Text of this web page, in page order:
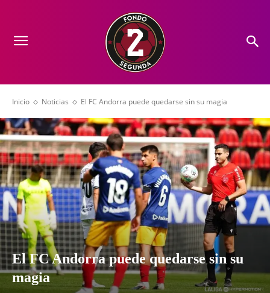
Inicio Noticias El FC Andorra puede quedarse sin su magia
El FC Andorra puede quedarse sin su
magia